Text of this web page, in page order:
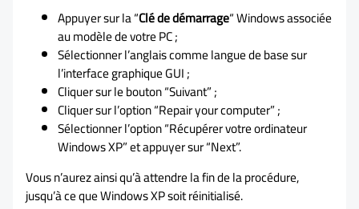
Appuyer sur la “Clé de démarrage“ Windows associée
au modèle de votre PC ;
Sélectionner l’anglais comme langue de base sur
l’interface graphique GUI ;
Cliquer sur le bouton “Suivant” ;
Cliquer sur l’option “Repair your computer” ;
Sélectionner l’option “Récupérer votre ordinateur
Windows XP” et appuyer sur “Next”.
Vous n’aurez ainsi qu’à attendre la fin de la procédure,
jusqu’à ce que Windows XP soit réinitialisé.